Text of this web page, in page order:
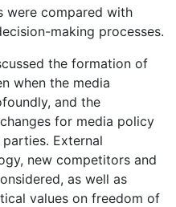
were compared with
making processes.
the formation of
when the media
and the
for media policy
External
new competitors and
as well as
values on freedom of